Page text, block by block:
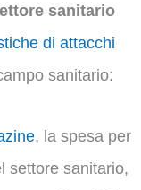
sanitario
di attacchi
sanitario:
, la spesa per
settore sanitario,